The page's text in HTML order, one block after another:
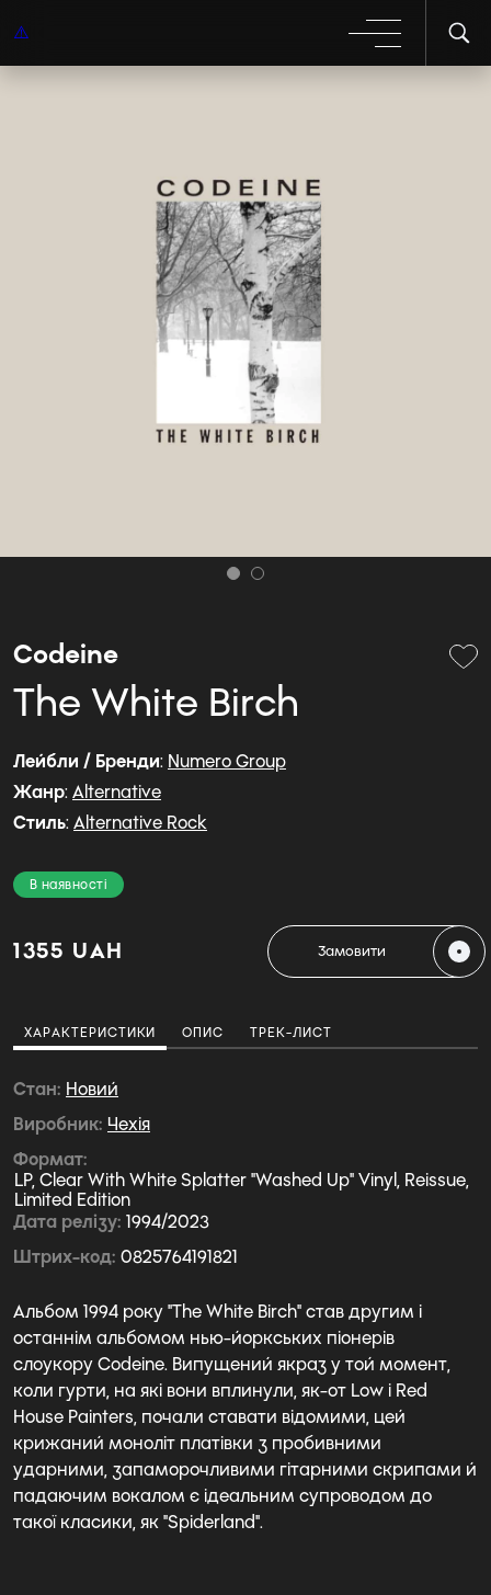
Codeine
The White Birch
Лейбли / Бренди: Numero Group
Жанр: Alternative
Стиль: Alternative Rock
В наявності
1355 UAH Замовити
ХАРАКТЕРИСТИКИ ОПИС ТРЕК-ЛИСТ
Стан Новий
Виробник Чехiя
Формат
LP, Clear With White Splatter "Washed Up" Vinyl, Reissue,
Limited Edition
Дата релізу 1994/2023
Штрих-код 0825764191821
Альбом 1994 року "The White Birch" став другим і
останнім альбомом нью-йоркських піонерів
слоукору Codeine. Випущений якраз у той момент,
коли гурти, на які вони вплинули, як-от Low і Red
House Painters, почали ставати відомими, цей
крижаний моноліт платівки з пробивними
ударними, запаморочливими гітарними скрипами й
падаючим вокалом є ідеальним супроводом до
такої класики, як "Spiderland".